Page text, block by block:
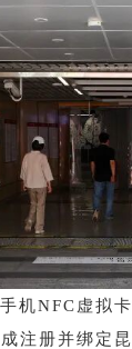
机NFC虚拟
注册并绑定